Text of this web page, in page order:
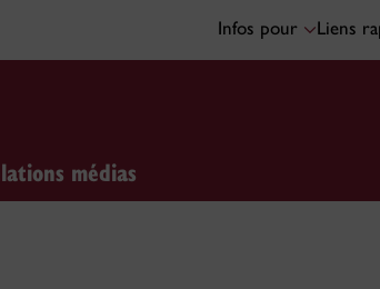
Infos pour Liens
médias